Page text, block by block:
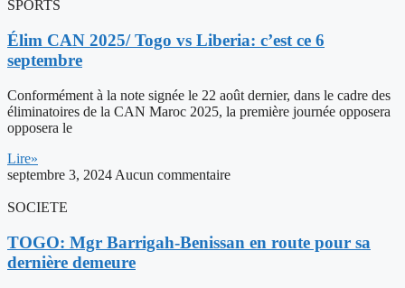
SPORTS
Élim CAN 2025/ Togo vs Liberia: c’est ce 6
septembre
Conformément à la note signée le 22 août dernier, dans le cadre des
éliminatoires de la CAN Maroc 2025, la première journée opposera
opposera le
Lire»
septembre 3, 2024 Aucun commentaire
SOCIETE
TOGO: Mgr Barrigah-Benissan en route pour sa
dernière demeure